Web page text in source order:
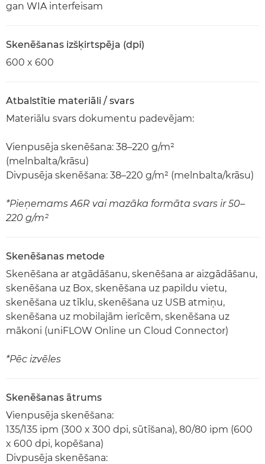
gan WIA interfeisam
Skenēšanas izšķirtspēja (dpi)
600 x 600
Atbalstītie materiāli / svars
Materiālu svars dokumentu padevējam:
Vienpusēja skenēšana: 38–220 g/m²
(melnbalta/krāsu)
Divpusēja skenēšana: 38–220 g/m² (melnbalta/krāsu)
*Pieņemams A6R vai mazāka formāta svars ir 50–
220 g/m²
Skenēšanas metode
Skenēšana ar atgādāšanu, skenēšana ar aizgādāšanu,
skenēšana uz Box, skenēšana uz papildu vietu,
skenēšana uz tīklu, skenēšana uz USB atmiņu,
skenēšana uz mobilajām ierīcēm, skenēšana uz
mākoni (uniFLOW Online un Cloud Connector)
*Pēc izvēles
Skenēšanas ātrums
Vienpusēja skenēšana:
135/135 ipm (300 x 300 dpi, sūtīšana), 80/80 ipm (600
x 600 dpi, kopēšana)
Divpusēja skenēšana: